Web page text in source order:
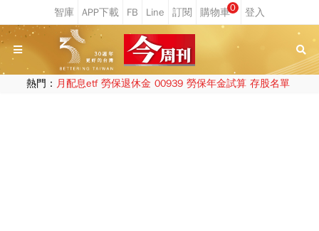
0
熱門： 月配息etf 勞保退休金 00939 勞保年金試算 存股名單